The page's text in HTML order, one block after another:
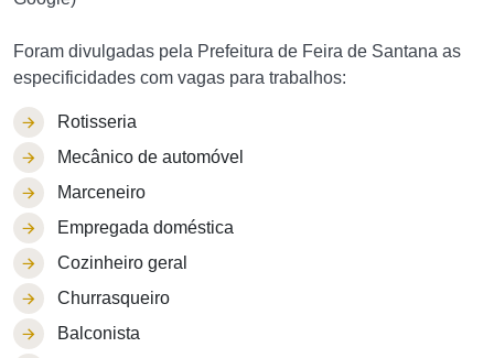
Foram divulgadas pela Prefeitura de Feira de Santana as
especificidades com vagas para trabalhos:
Rotisseria
Mecânico de automóvel
Marceneiro
Empregada doméstica
Cozinheiro geral
Churrasqueiro
Balconista